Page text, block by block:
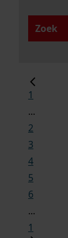
Zoek
1
...
2
3
4
5
6
...
1